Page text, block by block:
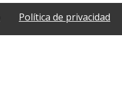
Política de privacidad